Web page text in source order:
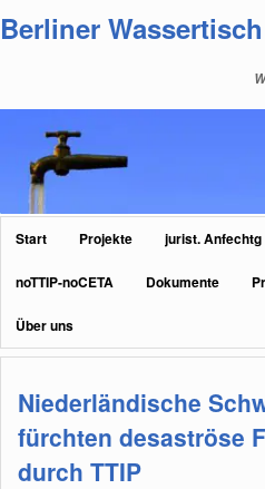
primären
sekundären
Berliner Wassertisch
Hauptmenü
Start Projekte jurist. Anfechtg
noTTIP-noCETA Dokumente
Über uns
Niederländische
fürchten desaströse
durch TTIP